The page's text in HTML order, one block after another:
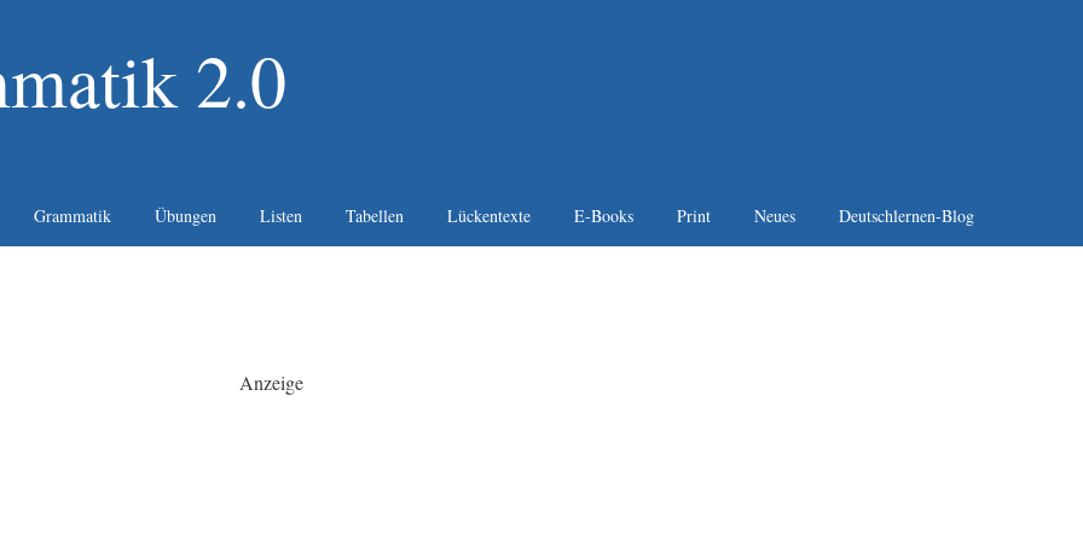
2.0
Grammatik Übungen Listen Tabellen Lückentexte E-Books Print Neues Deutschlernen-Blog
Anzeige